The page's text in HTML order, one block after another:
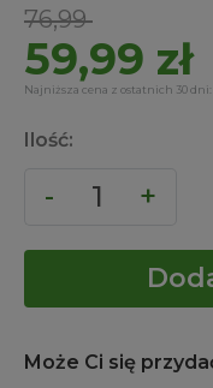
76,99
Pierwotna
cena
wynosiła:
76,99 zł.
59,99 zł
Aktualna
cena
wynosi:
59,99 zł.
Najniższa cena z ostatnich 30 dni:
Ilość:
Może Ci się